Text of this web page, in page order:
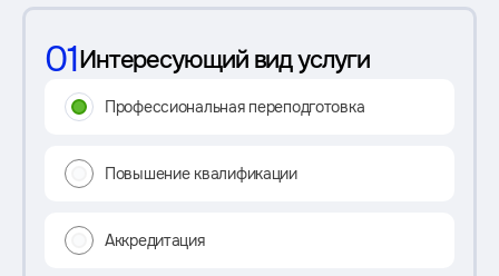
01Интересующий вид услуги
Профессиональная переподготовка
Повышение квалификации
Аккредитация